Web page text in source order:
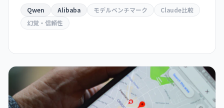
りのコスト効率も悪化し、実用性を疑問視する声
も。
Qwen Alibaba モデルベンチマーク
Claude比較
幻覚・信頼性